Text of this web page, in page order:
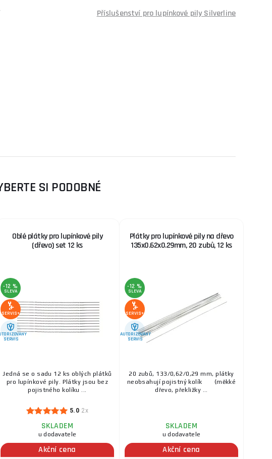
Příslušenství pro lupínkové pily Silverline
SI PODOBNÉ
Oblé plátky pro lupínkové pily
(dřevo) set 12 ks
-12 %
SLEVA
SERVIS+
SERVIS
Jedná se o sadu 12 ks oblých plátků
pro lupínkové pily. Plátky jsou bez
pojistného kolíku ...
5.0 2x
SKLADEM
u dodavatele
Akční cena
Plátky pro lupínkové pily na dřevo
135x0.62x0.29mm, 20 zubů, 12 ks
-12 %
SLEVA
SERVIS+
AUTORIZOVANÝ
SERVIS
20 zubů, 133/0,62/0,29 mm, plátky
neobsahují pojistný kolík (měkké
dřevo, překližky ...
SKLADEM
u dodavatele
Akční cena